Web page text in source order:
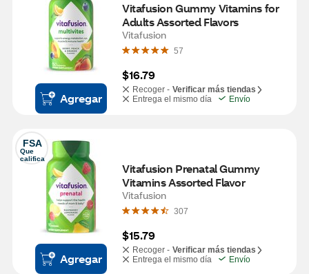
Agregar
Vitafusion Gummy Vitamins for
Adults Assorted Flavors
Vitafusion
57
$16.79
Recoger - Verificar más tiendas
Entrega el mismo día
Envío
FSA
Que
califica
Agregar
Vitafusion Prenatal Gummy
Vitamins Assorted Flavor
Vitafusion
307
$15.79
Recoger - Verificar más tiendas
Entrega el mismo día
Envío